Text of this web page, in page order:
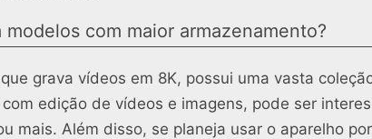
modelos com maior armazenamento?
grava vídeos em 8K, possui uma vasta
edição de vídeos e imagens, pode ser
mais. Além disso, se planeja usar o aparelho